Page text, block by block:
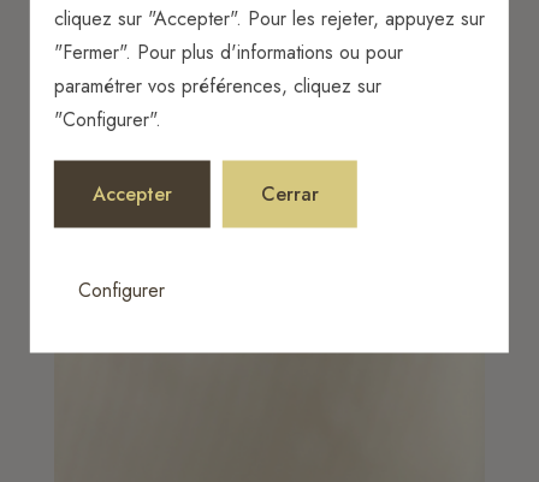
cliquez sur "Accepter". Pour les rejeter, appuyez sur
"Fermer". Pour plus d'informations ou pour
paramétrer vos préférences, cliquez sur
"Configurer".
Accepter Cerrar
Configurer